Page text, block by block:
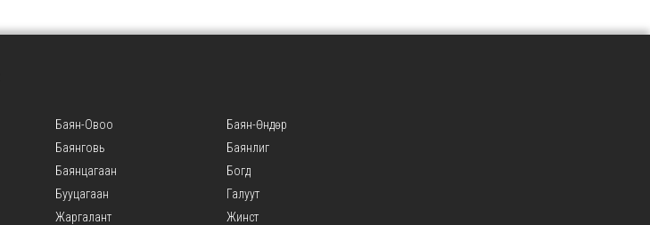
Баян-Овоо
Баян-Өндөр
Баянговь
Баянлиг
Баянцагаан
Богд
Бууцагаан
Галуут
Жаргалант Жинст